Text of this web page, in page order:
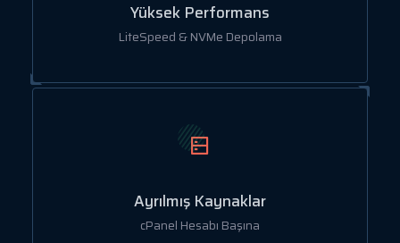
Yüksek Performans
LiteSpeed & NVMe Depolama
Ayrılmış Kaynaklar
cPanel Hesabı Başına